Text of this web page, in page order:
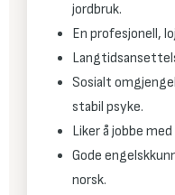
jordbruk.
En profesjonell,
Sosialt
stabil psyke.
Liker å jobbe
Gode
norsk.